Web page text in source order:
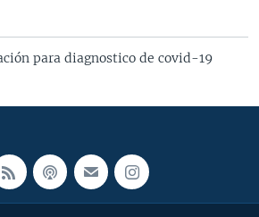
para diagnostico de covid-19